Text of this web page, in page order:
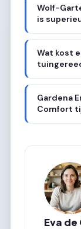
Wolf-
is
Wat kost
Gardena
Comfort
Eva